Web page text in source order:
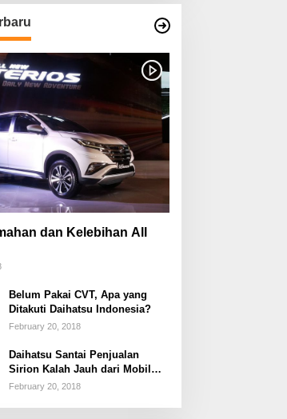
dan Kelebihan All
Belum Pakai CVT, Apa yang
Ditakuti Daihatsu Indonesia?
February 20, 2018
Daihatsu Santai Penjualan
Sirion Kalah Jauh dari Mobil
LCGC
February 20, 2018